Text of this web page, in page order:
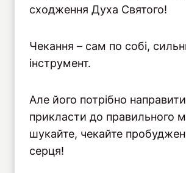
сходження Духа Святого!
Чекання – сам по собі,
інструмент.
Але його потрібно
прикласти до правильного
шукайте, чекайте
серця!